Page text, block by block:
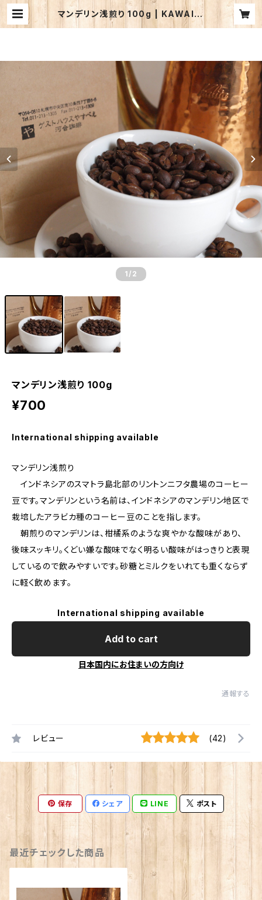
マンデリン浅煎り 100g | KAWAI C
OFFEE WEB STORE
1 /2
マンデリン浅煎り 100g
¥700
International shipping available
マンデリン浅煎り
インドネシアのスマトラ島北部のリントンニフタ農場のコーヒー
豆です。マンデリンという名前は、インドネシアのマンデリン地区で
栽培したアラビカ種のコーヒー豆のことを指します。
朝煎りのマンデリンは、柑橘系のような爽やかな酸味があり、
後味スッキリ。くどい嫌な酸味でなく明るい酸味がはっきりと表現
しているので飲みやすいです。砂糖とミルクをいれても重くならず
に軽く飲めます。
International shipping available
Add to cart
日本国内にお住まいの方向け
通報する
レビュー (42)
保存 シェア LINE ポスト
最近チェックした商品